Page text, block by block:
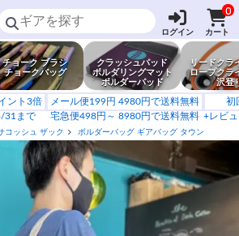
ログイン
0
カート
チョーク ブラシ
チョークバッグ
クラッシュパッド
ボルダリングマット
ボルダーパッド
リードクラ
ロープクラ
沢登
ント3倍
31まで
メール便199円 4980円で送料無料
宅急便498円～ 8980円で送料無料
初
+レビ
コッシュ ザック ボルダーバッグ ギアバッグ タウン